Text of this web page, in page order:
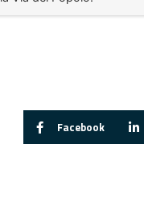
Facebook